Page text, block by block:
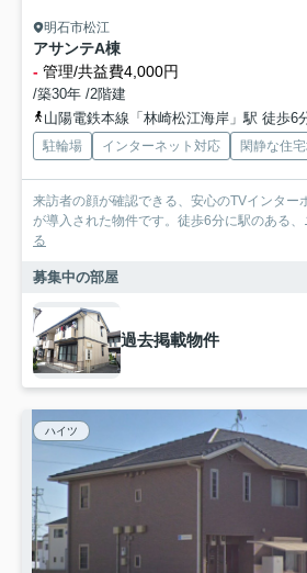
明石市松江
アサンテA棟
- 管理/共益費4,000円
/築30年 /2階建
山陽電鉄本線「林崎松江海岸」駅 徒歩6
駐輪場 インターネット対応 閑静な住
来訪者の顔が確認できる、安心のTVインター
が導入された物件です。徒歩6分に駅のある、
る
募集中の部屋
過去掲載物件
ハイツ